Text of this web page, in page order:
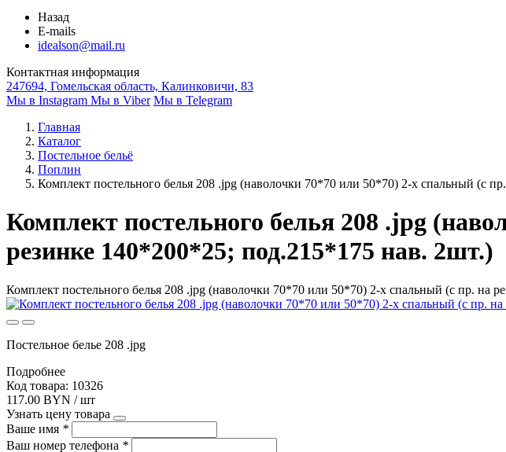
Назад
E-mails
idealson@mail.ru
Контактная информация
247694, Гомельская область, Калинковичи, 83
Мы в Instagram Мы в Viber Мы в Telegram
Главная
Каталог
Постельное бельё
Поплин
Комплект постельного белья 208 .jpg (наволочки 70*70 или 50*70) 2-х спальный (с
Комплект постельного белья 208 .jpg
резинке 140*200*25; под.215*175 нав. 2шт.)
Комплект постельного белья 208 .jpg (наволочки 70*70 или 50*70) 2-х спальный (с пр. на
Постельное белье 208 .jpg
Подробнее
Код товара: 10326
117.00 BYN / шт
Узнать цену товара
Ваше имя *
Ваш номер телефона *